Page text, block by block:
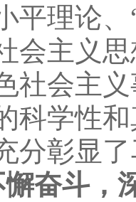
平理论
会主义
社会主
科学性
分彰显
斗，